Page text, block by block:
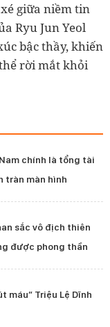
giữa niềm tin
Ryu Jun Yeol
bậc thầy, khiến
rời mắt khỏi
chính là tổng tài
tràn màn hình
sắc vô địch thiên
được phong thần
máu” Triệu Lệ Dĩnh